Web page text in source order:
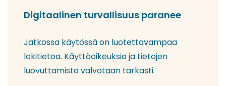
Digitaalinen turvallisuus paranee
Jatkossa käytössä on luotettavampaa
lokitietoa. Käyttöoikeuksia ja tietojen
luovuttamista valvotaan tarkasti.